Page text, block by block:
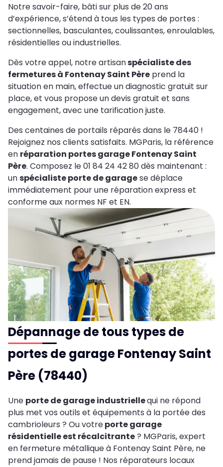
Notre savoir-faire, bâti sur plus de 20 ans
d’expérience, s’étend à tous les types de portes :
sectionnelles, basculantes, coulissantes, enroulables,
résidentielles ou industrielles.
Dès votre appel, notre artisanspécialiste des
fermetures à Fontenay Saint Père prend la
situation en main, effectue un diagnostic gratuit sur
place, et vous propose un devis gratuit et sans
engagement, avec une tarification juste.
Des centaines de portails réparés dans le 78440 !
Rejoignez nos clients satisfaits. MGParis, la référence
en réparation portes garage Fontenay Saint
Père. Composez le 01 84 24 42 80 dès maintenant :
unspécialiste porte de garagese déplace
immédiatement pour une réparation express et
conforme aux normes NF et EN.
Dépannage de tous types de
portes de garage Fontenay Saint
Père (78440)
Une porte de garage industriellequi ne répond
plus met vos outils et équipements à la portée des
cambrioleurs ? Ou votreporte garage
résidentielle est récalcitrante? MGParis, expert
en fermeture métallique à Fontenay Saint Père, ne
prend jamais de pause ! Nos réparateurs locaux